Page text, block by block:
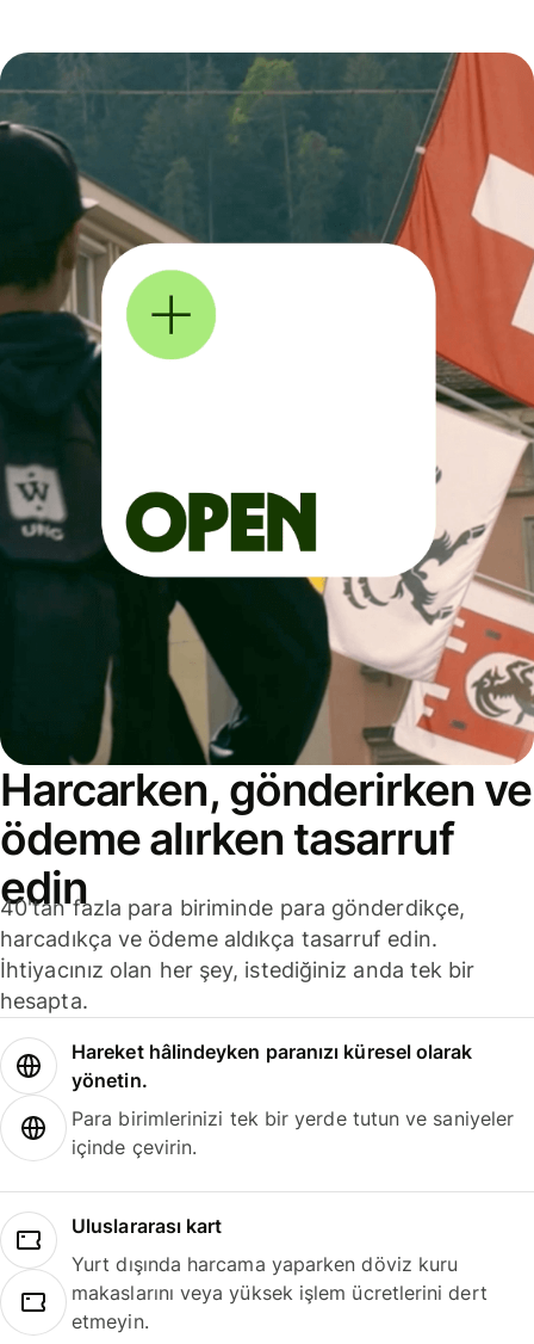
Harcarken, gönderirken ve
ödeme alırken tasarruf
edin
40'tan fazla para biriminde para gönderdikçe,
harcadıkça ve ödeme aldıkça tasarruf edin.
İhtiyacınız olan her şey, istediğiniz anda tek bir
hesapta.
Hareket hâlindeyken paranızı küresel olarak
yönetin.
Para birimlerinizi tek bir yerde tutun ve saniyeler
içinde çevirin.
Uluslararası kart
Yurt dışında harcama yaparken döviz kuru
makaslarını veya yüksek işlem ücretlerini dert
etmeyin.